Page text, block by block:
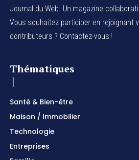
Journal du Web. Un magazine
Vous souhaitez participer en rejoignant
contributeurs ? Contactez-vous !
Thématiques
Santé & Bien-être
Maison / Immobilier
Technologie
Entreprises